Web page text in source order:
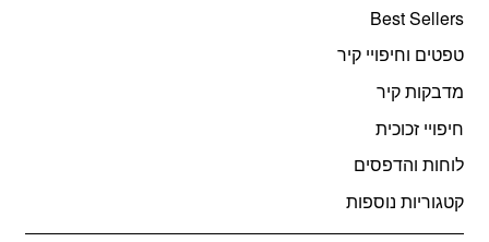
Best Sellers
טפטים וחיפויי קיר
מדבקות קיר
חיפויי זכוכית
לוחות והדפסים
קטגוריות נוספות